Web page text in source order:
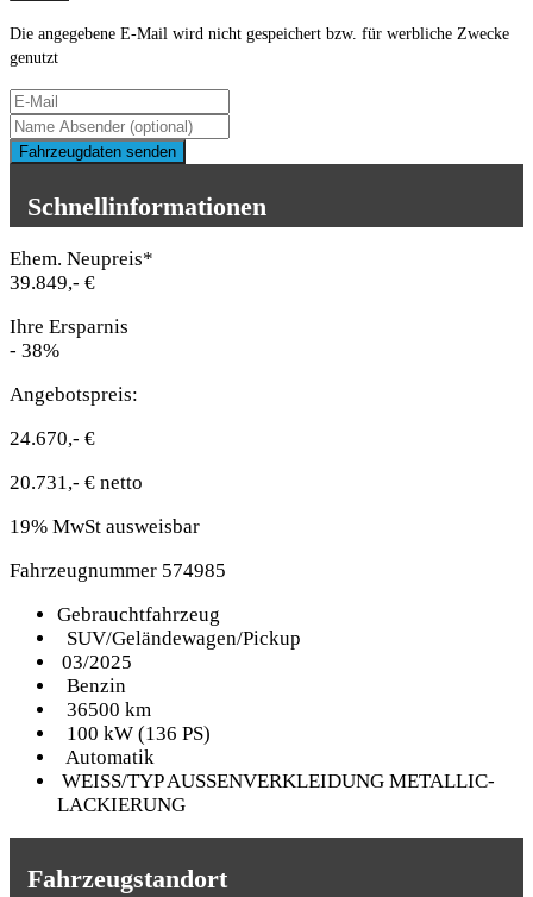
Die angegebene E-Mail wird nicht gespeichert bzw. für werbliche Zwecke
genutzt
Fahrzeugdaten senden
Schnellinformationen
Ehem. Neupreis*
39.849,- €
Ihre Ersparnis
- 38%
Angebotspreis:
24.670,- €
20.731,- € netto
19% MwSt ausweisbar
Fahrzeugnummer 574985
Gebrauchtfahrzeug
SUV/Geländewagen/Pickup
03/2025
Benzin
36500 km
100 kW (136 PS)
Automatik
WEISS/TYP AUSSENVERKLEIDUNG METALLIC-
LACKIERUNG
Fahrzeugstandort